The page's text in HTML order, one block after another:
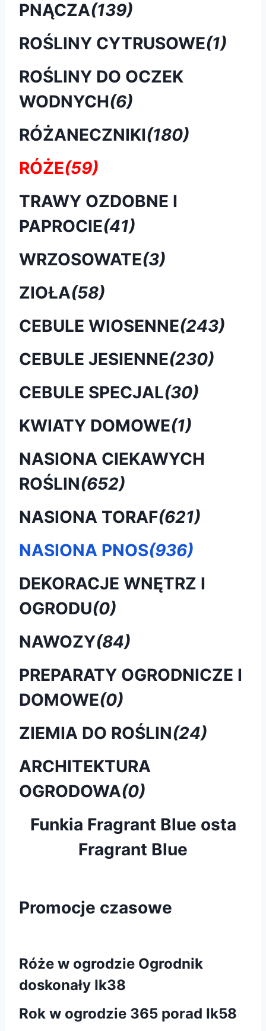
PNĄCZA(139)
ROŚLINY CYTRUSOWE(1)
ROŚLINY DO OCZEK
WODNYCH(6)
RÓŻANECZNIKI(180)
RÓŻE(59)
TRAWY OZDOBNE I
PAPROCIE(41)
WRZOSOWATE(3)
ZIOŁA(58)
CEBULE WIOSENNE(243)
CEBULE JESIENNE(230)
CEBULE SPECJAL(30)
KWIATY DOMOWE(1)
NASIONA CIEKAWYCH
ROŚLIN(652)
NASIONA TORAF(621)
NASIONA PNOS(936)
DEKORACJE WNĘTRZ I
OGRODU(0)
NAWOZY(84)
PREPARATY OGRODNICZE I
DOMOWE(0)
ZIEMIA DO ROŚLIN(24)
ARCHITEKTURA
OGRODOWA(0)
Funkia Fragrant Blue osta
Fragrant Blue
Promocje czasowe
Róże w ogrodzie Ogrodnik
doskonały Ik38
Rok w ogrodzie 365 porad Ik58